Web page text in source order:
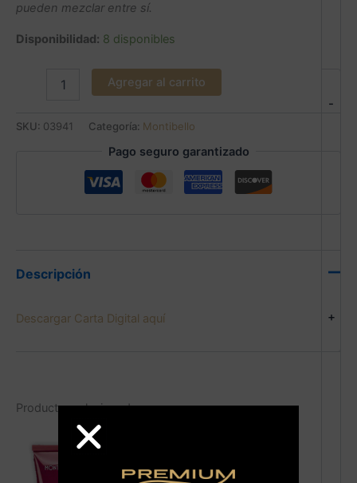
pueden mezclar entre sí.
Disponibilidad: 8 disponibles
-
+
Agregar al carrito
SKU: 03941 Categoría: Montibello
Pago seguro garantizado
Descripción
Descargar Carta Digital aquí
Productos relacionados